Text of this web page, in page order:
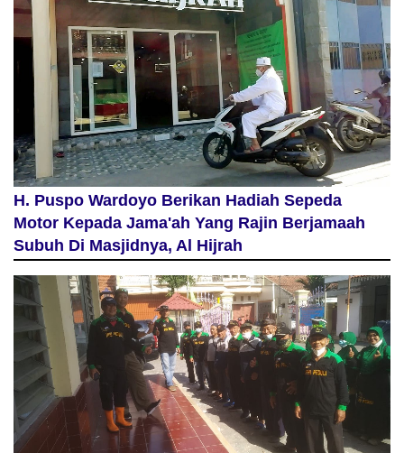
H. Puspo Wardoyo Berikan Hadiah Sepeda
Motor Kepada Jama'ah Yang Rajin Berjamaah
Subuh Di Masjidnya, Al Hijrah